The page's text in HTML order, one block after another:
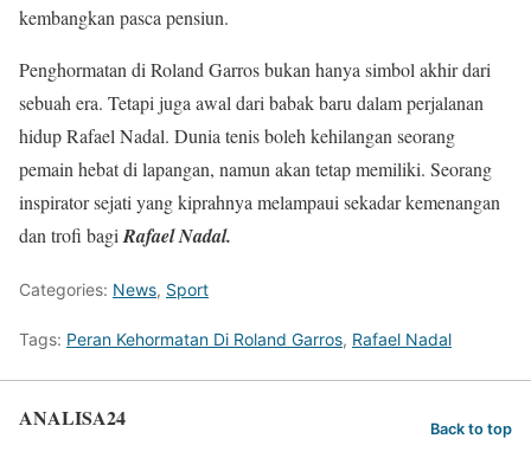
kembangkan pasca pensiun.
Penghormatan di Roland Garros bukan hanya simbol akhir dari
sebuah era. Tetapi juga awal dari babak baru dalam perjalanan
hidup Rafael Nadal. Dunia tenis boleh kehilangan seorang
pemain hebat di lapangan, namun akan tetap memiliki. Seorang
inspirator sejati yang kiprahnya melampaui sekadar kemenangan
dan trofi bagi Rafael Nadal.
Categories: News, Sport
Tags: Peran Kehormatan Di Roland Garros, Rafael Nadal
ANALISA24 Back to top